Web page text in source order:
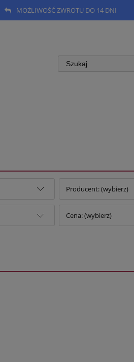
MOŻLIWOŚĆ ZWROTU DO 14 DNI
Producent: (wybierz)
Cena: (wybierz)